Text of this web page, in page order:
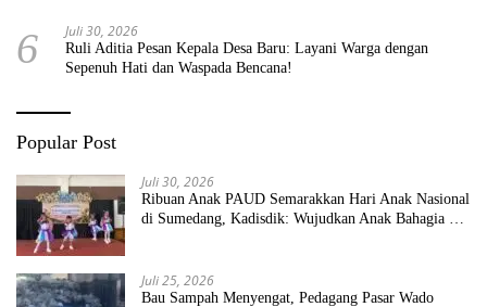
6 Juli 30, 2026
Ruli Aditia Pesan Kepala Desa Baru: Layani Warga dengan
Sepenuh Hati dan Waspada Bencana!
Popular Post
Juli 30, 2026
Ribuan Anak PAUD Semarakkan Hari Anak Nasional
di Sumedang, Kadisdik: Wujudkan Anak Bahagia dan
Juli 25, 2026
Bau Sampah Menyengat, Pedagang Pasar Wado